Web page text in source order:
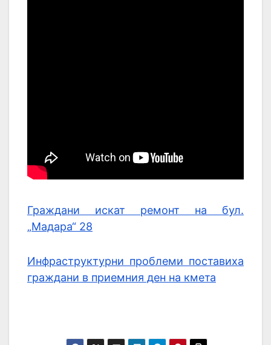
Граждани искат ремонт на бул.
„Мадара“ 28
Инфраструктурни проблеми поставиха
граждани в приемния ден на кмета